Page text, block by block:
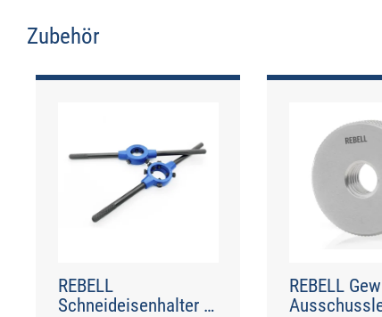
Zubehör
REBELL
Schneideisenhalter -
REBELL